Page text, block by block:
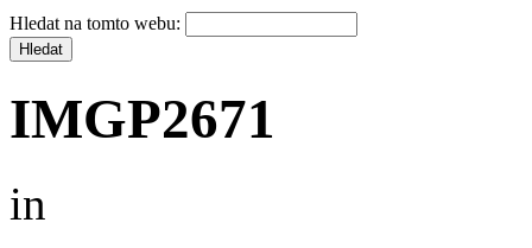
Hledat na tomto webu:
IMGP2671
in